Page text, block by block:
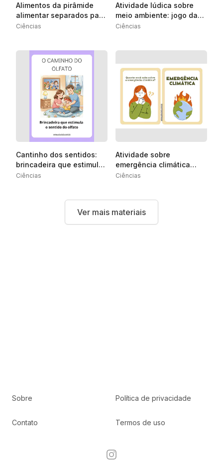
Alimentos da pirâmide
alimentar separados para
imprimir
Ciências
Atividade lúdica sobre
meio ambiente: jogo da
memória
Ciências
Cantinho dos sentidos:
brincadeira que estimula
o sentido do olfato
Ciências
Atividade sobre
emergência climática
para Educação Infantil
Ciências
Ver mais materiais
Sobre
Contato
Política de privacidade
Termos de uso
Instagram